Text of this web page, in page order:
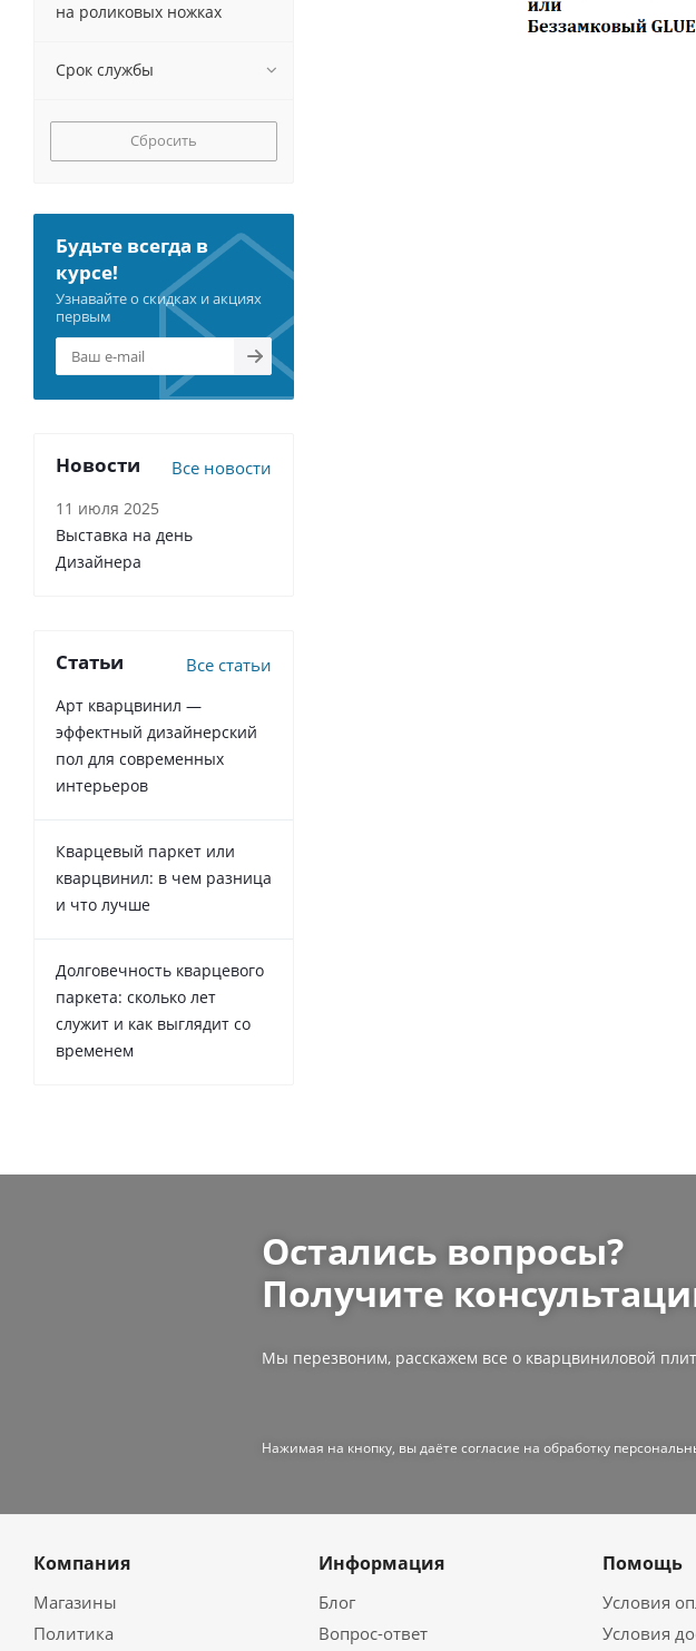
на роликовых ножках
Срок службы
Сбросить
Будьте всегда в
курсе!
Узнавайте о скидках и акциях
первым
Новости Все новости
11 июля 2025
Выставка на день
Дизайнера
Статьи Все статьи
Арт кварцвинил —
эффектный дизайнерский
пол для современных
интерьеров
Кварцевый паркет или
кварцвинил: в чем разница
и что лучше
Долговечность кварцевого
паркета: сколько лет
служит и как выглядит со
временем
Остались вопросы?
Получите
Мы перезвоним, расскажем все о кварцвиниловой
Нажимая на кнопку, вы даёте согласие на обработку
Компания
Магазины
Политика
Информация
Блог
Вопрос-ответ
Помощь
Условия
Условия